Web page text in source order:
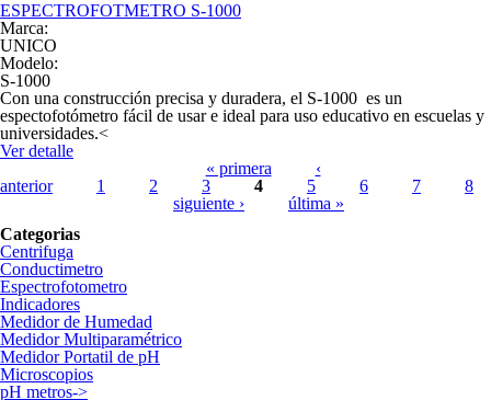
ESPECTROFOTMETRO S-1000
Marca:
UNICO
Modelo:
S-1000
Con una construcción precisa y duradera, el S-1000 es un
espectofotómetro fácil de usar e ideal para uso educativo en escuelas y
universidades.<
Ver detalle
« primera
‹
anterior
1 2 3 4 5 6 7
8
siguiente ›
última »
Categorias
Centrifuga
Conductimetro
Espectrofotometro
Indicadores
Medidor de Humedad
Medidor Multiparamétrico
Medidor Portatil de pH
Microscopios
pH metros->